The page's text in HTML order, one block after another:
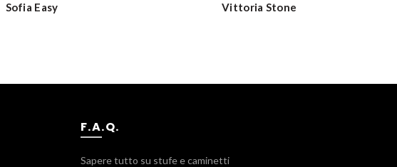
Sofia Easy Vittoria Stone
F.A.Q.
Sapere tutto su stufe e caminetti